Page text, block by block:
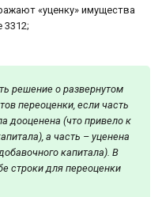
«уценку» имущества
3312;
решение о развернутом
переоценки, если часть
дооценена (что привело к
а часть – уценена
капитала). В
строки для переоценки